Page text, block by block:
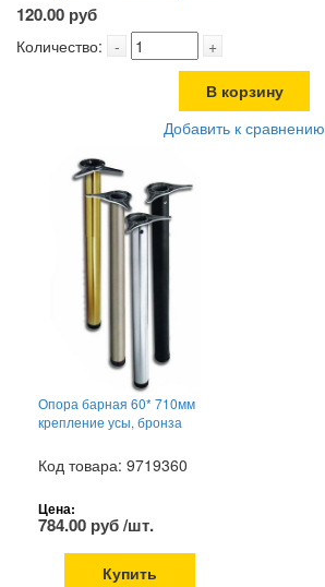
120.00 руб
Количество: - +
В корзину
Добавить к сравнению
Опора барная 60* 710мм
крепление усы, бронза
Код товара: 9719360
Цена:
784.00 руб /шт.
Купить